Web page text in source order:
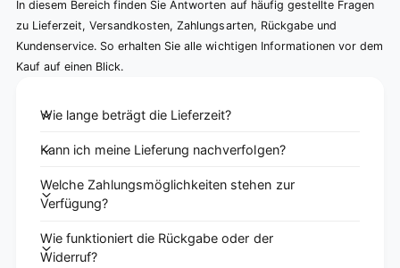
In diesem Bereich finden Sie Antworten auf häufig gestellte Fragen
zu Lieferzeit, Versandkosten, Zahlungsarten, Rückgabe und
Kundenservice. So erhalten Sie alle wichtigen Informationen vor dem
Kauf auf einen Blick.
Wie lange beträgt die Lieferzeit?
Kann ich meine Lieferung nachverfolgen?
Welche Zahlungsmöglichkeiten stehen zur
Verfügung?
Wie funktioniert die Rückgabe oder der
Widerruf?